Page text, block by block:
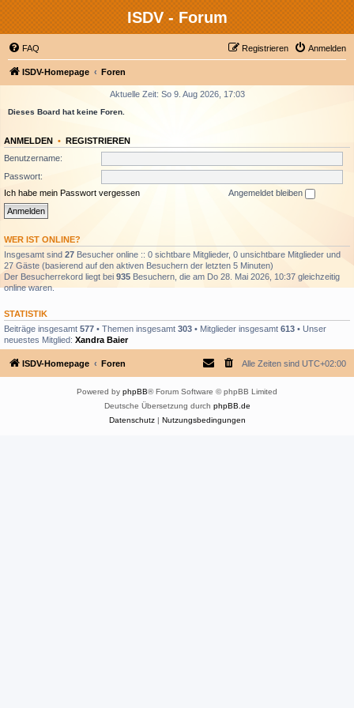
ISDV - Forum
FAQ Anmelden
Registrieren
ISDV-Homepage Foren
Aktuelle Zeit: So 9. Aug 2026, 17:03
Dieses Board hat keine Foren.
ANMELDEN • REGISTRIEREN
Benutzername:
Passwort:
Ich habe mein Passwort vergessen
Angemeldet bleiben
WER IST ONLINE?
Insgesamt sind 27 Besucher online :: 0 sichtbare Mitglieder, 0 unsichtbare Mitglieder und
27 Gäste (basierend auf den aktiven Besuchern der letzten 5 Minuten)
Der Besucherrekord liegt bei 935 Besuchern, die am Do 28. Mai 2026, 10:37 gleichzeitig
online waren.
STATISTIK
Beiträge insgesamt 577 • Themen insgesamt 303 • Mitglieder insgesamt 613 • Unser
neuestes Mitglied: Xandra Baier
ISDV-Homepage Foren Alle Zeiten sind UTC+02:00
Powered by phpBB® Forum Software © phpBB Limited
Deutsche Übersetzung durch phpBB.de
Datenschutz| Nutzungsbedingungen